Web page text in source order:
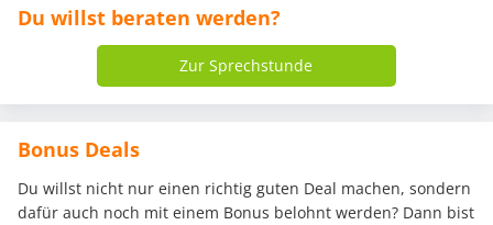
Du willst beraten werden?
Zur Sprechstunde
Bonus Deals
Du willst nicht nur einen richtig guten Deal machen, sondern
dafür auch noch mit einem Bonus belohnt werden? Dann bist